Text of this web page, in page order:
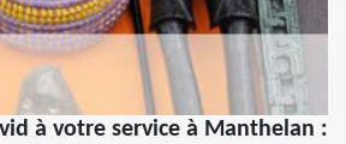
à votre service à Manthelan :